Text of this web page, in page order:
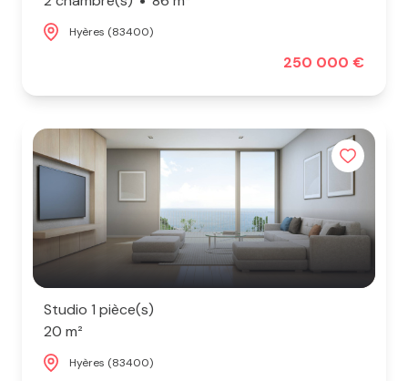
Hyères (83400)
250 000 €
Studio 1 pièce(s)
20 m²
Hyères (83400)